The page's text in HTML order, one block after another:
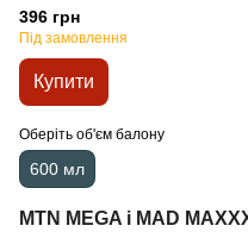
EX0161021, 600 мл
396 грн
Під замовлення
Купити
Оберіть об'єм балону
600 мл
MTN MEGA і MAD